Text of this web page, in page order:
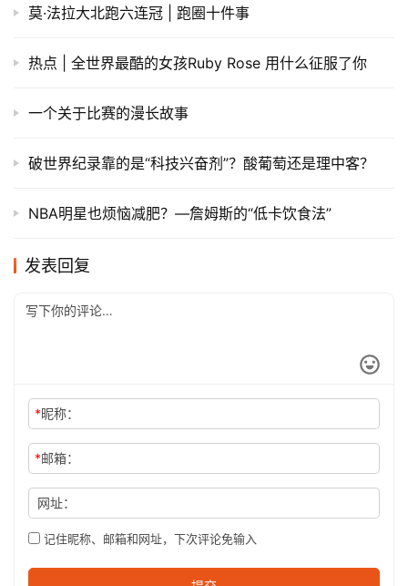
莫·法拉大北跑六连冠 | 跑圈十件事
热点 | 全世界最酷的女孩Ruby Rose 用什么征服了你
一个关于比赛的漫长故事
破世界纪录靠的是“科技兴奋剂”？酸葡萄还是理中客？
NBA明星也烦恼减肥？—詹姆斯的“低卡饮食法”
发表回复
*昵称：
*邮箱：
网址：
记住昵称、邮箱和网址，下次评论免输入